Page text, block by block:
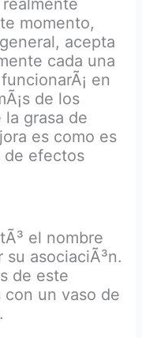
momento,
acepta
cada una
en
de los
grasa de
es como es
de efectos
el nombre
asociaciÃ³n.
de este
un vaso de